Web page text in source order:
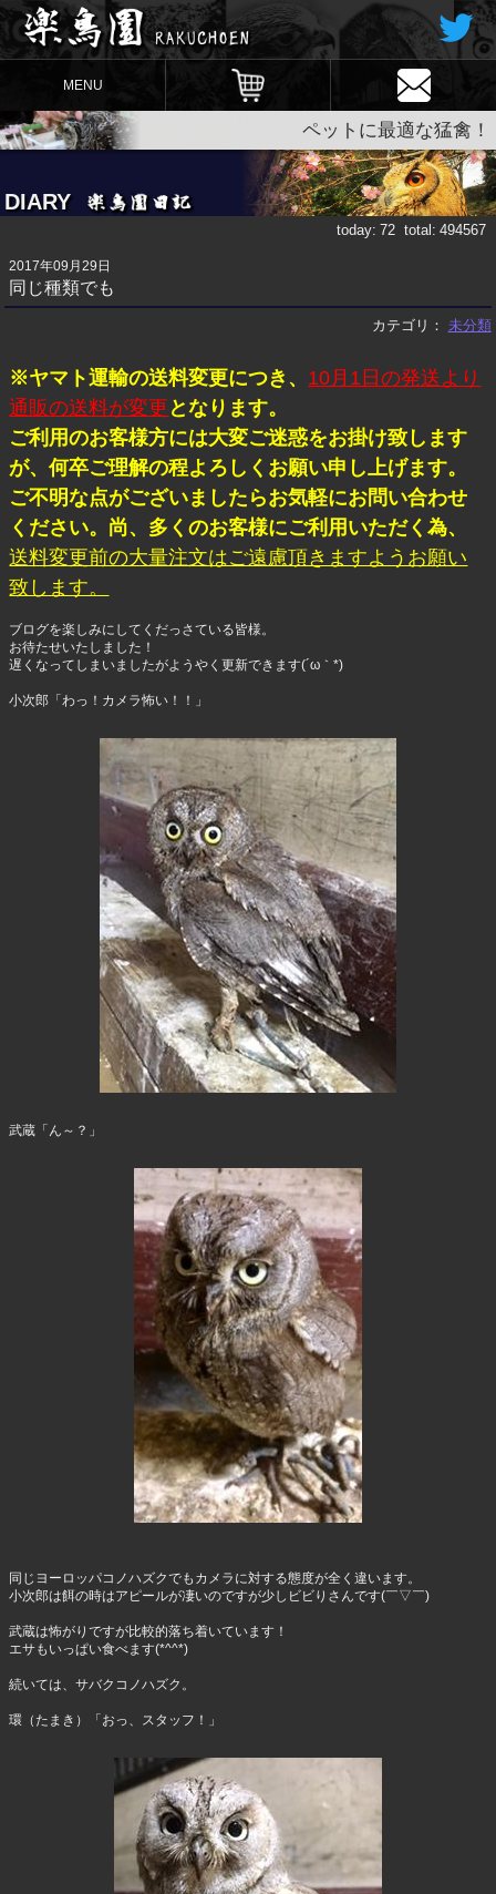
MENU
ペットに最適な猛禽！
DIARY
today: 72 total: 494567
2017年09月29日
同じ種類でも
カテゴリ： 未分類
※ヤマト運輸の送料変更につき、 10月1日の発送より
通販の送料が変更 となります。
ご利用のお客様方には大変ご迷惑をお掛け致します
が、何卒ご理解の程よろしくお願い申し上げます。
ご不明な点がございましたらお気軽にお問い合わせ
ください。尚、多くのお客様にご利用いただく為、
送料変更前の大量注文はご遠慮頂きますようお願い
致します。
ブログを楽しみにしてくだっさている皆様。
お待たせいたしました！
遅くなってしまいましたがようやく更新できます(´ω｀*)
小次郎「わっ！カメラ怖い！！」
武蔵「ん～？」
同じヨーロッパコノハズクでもカメラに対する態度が全く違います。
小次郎は餌の時はアピールが凄いのですが少しビビりさんです(￣▽￣)
武蔵は怖がりですが比較的落ち着いています！
エサもいっぱい食べます(*^^*)
続いては、サバクコノハズク。
環（たまき）「おっ、スタッフ！」